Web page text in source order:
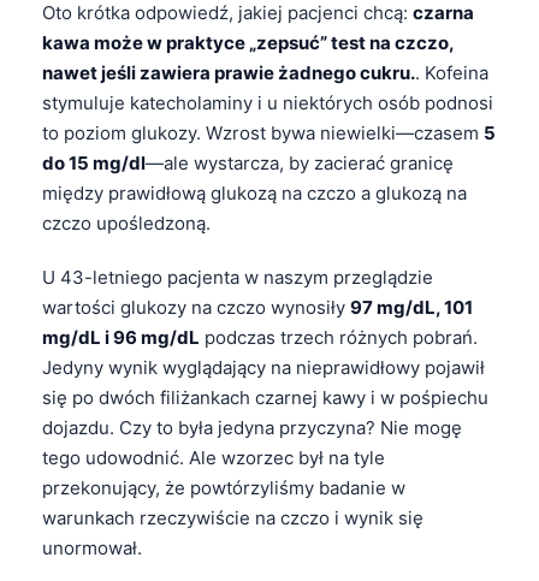
Oto krótka odpowiedź, jakiej pacjenci chcą: czarna
kawa może w praktyce „zepsuć” test na czczo,
nawet jeśli zawiera prawie żadnego cukru.. Kofeina
stymuluje katecholaminy i u niektórych osób podnosi
to poziom glukozy. Wzrost bywa niewielki—czasem 5
do 15 mg/dl—ale wystarcza, by zacierać granicę
między prawidłową glukozą na czczo a glukozą na
czczo upośledzoną.
U 43-letniego pacjenta w naszym przeglądzie
wartości glukozy na czczo wynosiły 97 mg/dL, 101
mg/dL i 96 mg/dL podczas trzech różnych pobrań.
Jedyny wynik wyglądający na nieprawidłowy pojawił
się po dwóch filiżankach czarnej kawy i w pośpiechu
dojazdu. Czy to była jedyna przyczyna? Nie mogę
tego udowodnić. Ale wzorzec był na tyle
przekonujący, że powtórzyliśmy badanie w
warunkach rzeczywiście na czczo i wynik się
unormował.